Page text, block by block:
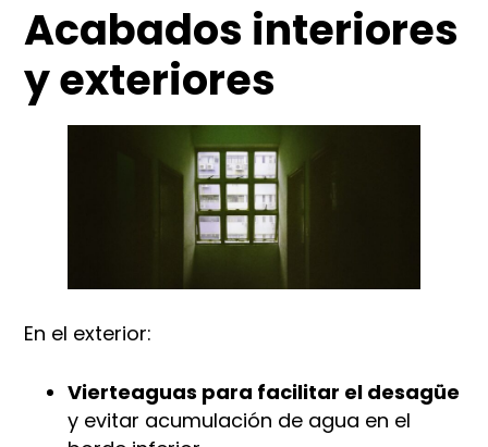
Acabados interiores
y exteriores
En el exterior:
Vierteaguas para facilitar el desagüe
y evitar acumulación de agua en el